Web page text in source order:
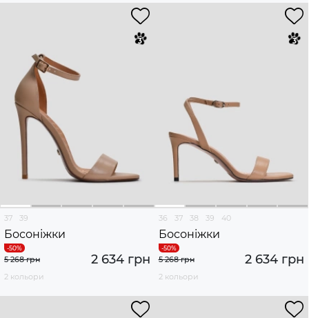
37 39
Босоніжки
2 634 грн
5 268 грн
2 кольори
36 37 38 39 40
Босоніжки
2 634 грн
5 268 грн
2 кольори